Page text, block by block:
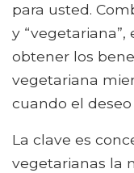
para usted.
y
obtener los
vegetariana
cuando el
La clave es
vegetarianas la